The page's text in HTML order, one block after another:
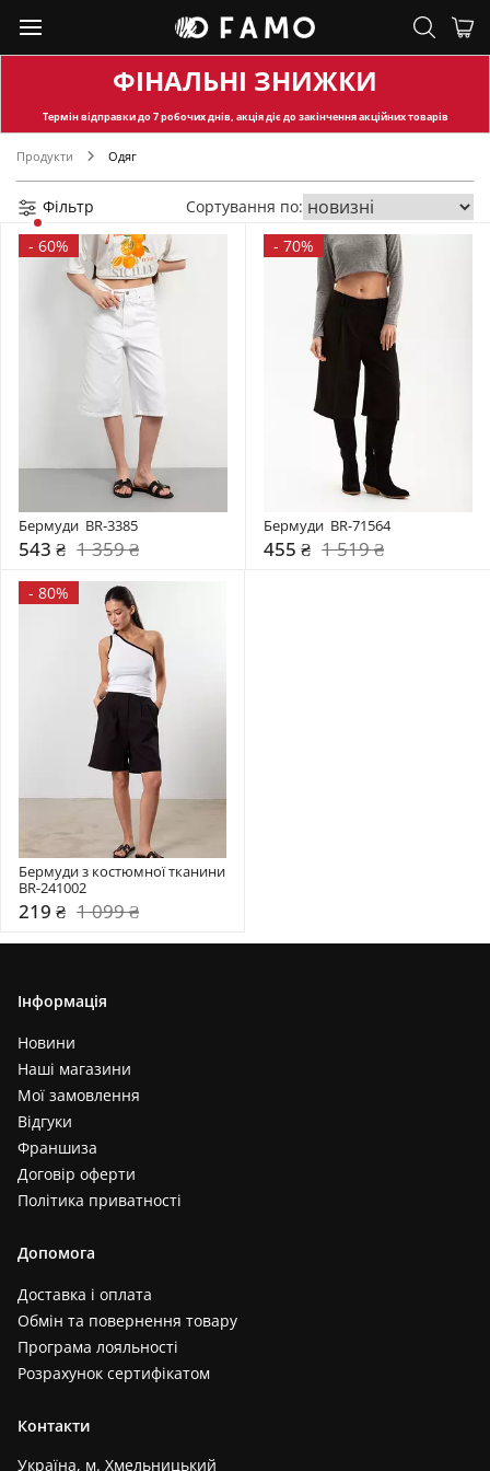
ФІНАЛЬНІ ЗНИЖКИ
Термін відправкидо 7 робочих днів, акція діє до закінчення акційних товарів
Продукти Одяг
Фільтр
Сортування по:
- 60%
Бермуди  BR-3385
543 ₴ 1 359 ₴
- 70%
Бермуди  BR-71564
455 ₴ 1 519 ₴
- 80%
Бермуди з костюмної тканини
BR-241002
219 ₴ 1 099 ₴
Інформація
Новини
Наші магазини
Мої замовлення
Відгуки
Франшиза
Договір оферти
Політика приватності
Допомога
Доставка і оплата
Обмін та повернення товару
Програма лояльності
Розрахунок сертифікатом
Контакти
Україна, м. Хмельницький